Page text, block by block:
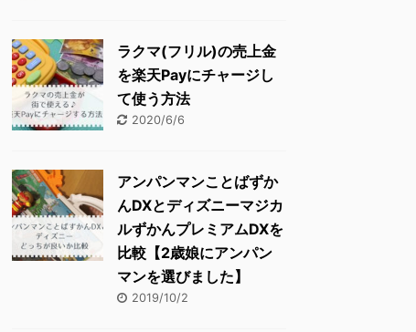
ラクマ(フリル)の売上金
を楽天Payにチャージし
て使う方法
2020/6/6
アンパンマンことばずか
んDXとディズニーマジカ
ルずかんプレミアムDXを
比較【2歳娘にアンパン
マンを選びました】
2019/10/2